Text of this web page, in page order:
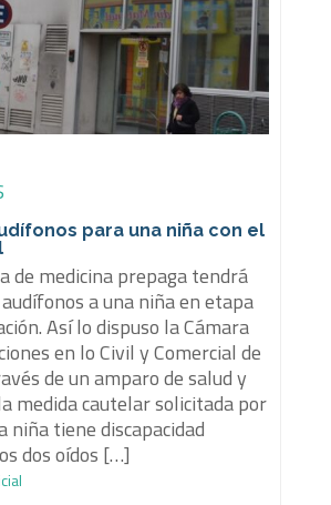
para una niña con el
de medicina prepaga tendrá
a una niña en etapa
Así lo dispuso la Cámara
en lo Civil y Comercial de
de un amparo de salud y
medida cautelar solicitada por
niña tiene discapacidad
dos oídos […]